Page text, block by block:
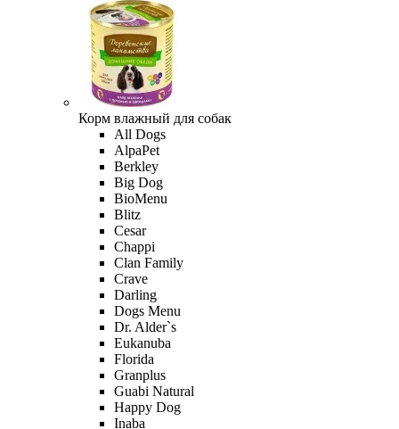
Корм влажный для собак
All Dogs
AlpaPet
Berkley
Big Dog
BioMenu
Blitz
Cesar
Chappi
Clan Family
Crave
Darling
Dogs Menu
Dr. Alder`s
Eukanuba
Florida
Granplus
Guabi Natural
Happy Dog
Inaba